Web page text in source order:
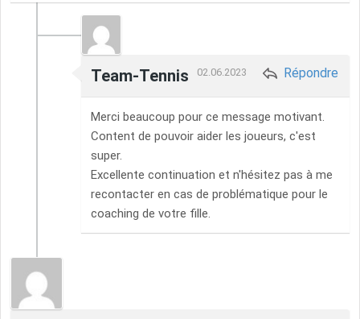
Team-Tennis 02.06.2023 Répondre
Merci beaucoup pour ce message motivant.
Content de pouvoir aider les joueurs, c'est
super.
Excellente continuation et n'hésitez pas à me
recontacter en cas de problématique pour le
coaching de votre fille.